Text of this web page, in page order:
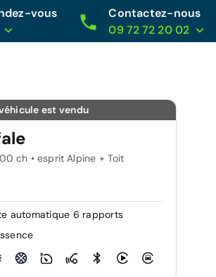
vous
Contactez-nous
09 72 72 20 02
est vendu
ch • esprit Alpine + Toit
automatique 6 rapports